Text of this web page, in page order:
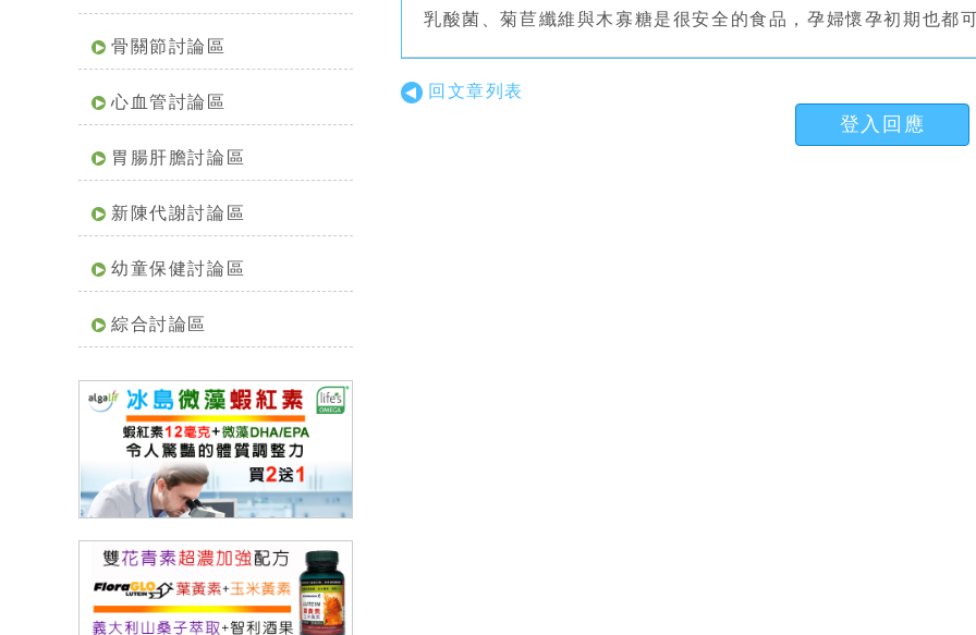
骨關節討論區
心血管討論區
胃腸肝膽討論區
新陳代謝討論區
幼童保健討論區
綜合討論區
乳酸菌、菊苣纖維與木寡糖是很安全的食品，孕婦懷孕初期也都
回文章列表
登入回應